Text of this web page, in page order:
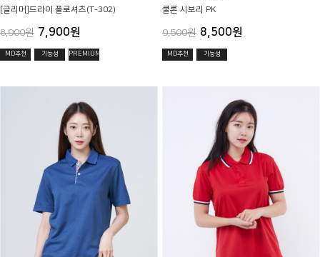
[글리머]드라이 폴로셔츠(T-302)
8,900원 7,900원
MD추천 기능성 PREMIUM
쿨론 시보리 PK
9,500원 8,500원
MD추천 기능성